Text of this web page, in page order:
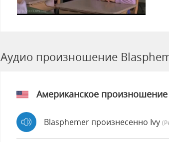
Аудио произношение
Американское произношение
Blasphemer произнесенно Ivy